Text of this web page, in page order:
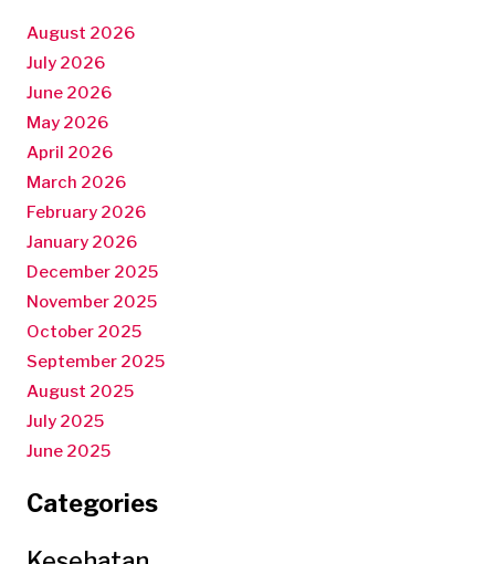
August 2026
July 2026
June 2026
May 2026
April 2026
March 2026
February 2026
January 2026
December 2025
November 2025
October 2025
September 2025
August 2025
July 2025
June 2025
Categories